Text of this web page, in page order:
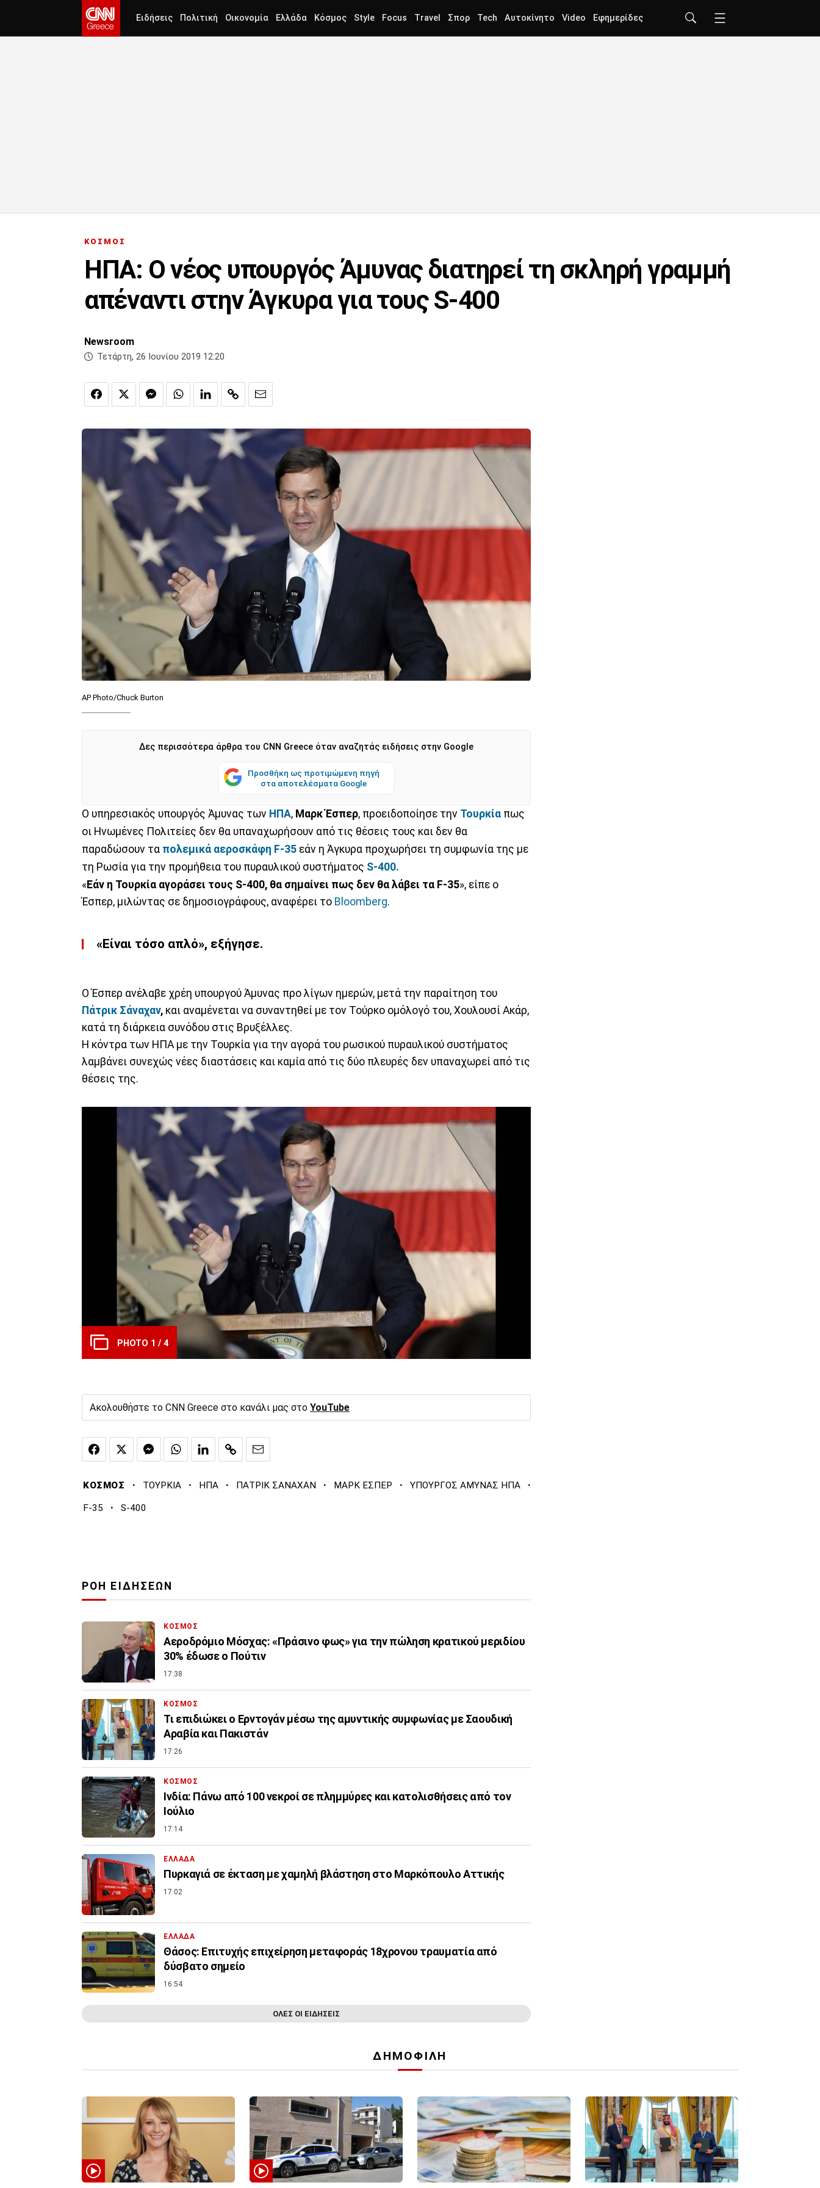
Ειδήσεις Πολιτική Οικονομία Ελλάδα Κόσμος Style Focus Travel Σπορ Tech Αυτοκίνητο Video Εφημερίδες
ΚΟΣΜΟΣ
ΗΠΑ: Ο νέος υπουργός Άμυνας διατηρεί τη σκληρή γραμμή
απέναντι στην Άγκυρα για τους S-400
Newsroom
Τετάρτη, 26 Ιουνίου 2019 12:20
AP Photo/Chuck Burton
Δες περισσότερα άρθρα του CNN Greece όταν αναζητάς ειδήσεις στην Google
Προσθήκη ως προτιμώμενη πηγή
στα αποτελέσματα Google
Ο υπηρεσιακός υπουργός Άμυνας των ΗΠΑ, Μαρκ Έσπερ, προειδοποίησε την Τουρκία πως
οι Ηνωμένες Πολιτείες δεν θα υπαναχωρήσουν από τις θέσεις τους και δεν θα
παραδώσουν τα πολεμικά αεροσκάφη F-35 εάν η Άγκυρα προχωρήσει τη συμφωνία της με
τη Ρωσία για την προμήθεια του πυραυλικού συστήματος S-400.
«Εάν η Τουρκία αγοράσει τους S-400, θα σημαίνει πως δεν θα λάβει τα F-35», είπε ο
Έσπερ, μιλώντας σε δημοσιογράφους, αναφέρει το Bloomberg.
«Είναι τόσο απλό», εξήγησε.
Ο Έσπερ ανέλαβε χρέη υπουργού Άμυνας προ λίγων ημερών, μετά την παραίτηση του
Πάτρικ Σάναχαν, και αναμένεται να συναντηθεί με τον Τούρκο ομόλογό του, Χουλουσί Ακάρ,
κατά τη διάρκεια συνόδου στις Βρυξέλλες.
Η κόντρα των ΗΠΑ με την Τουρκία για την αγορά του ρωσικού πυραυλικού συστήματος
λαμβάνει συνεχώς νέες διαστάσεις και καμία από τις δύο πλευρές δεν υπαναχωρεί από τις
θέσεις της.
PHOTO 1 / 4
Ακολουθήστε το CNN Greece στο κανάλι μας στο YouTube
ΚΟΣΜΟΣ · ΤΟΥΡΚΙΑ · ΗΠΑ · ΠΑΤΡΙΚ ΣΑΝΑΧΑΝ · ΜΑΡΚ ΕΣΠΕΡ · ΥΠΟΥΡΓΟΣ ΑΜΥΝΑΣ ΗΠΑ ·
F-35 · S-400
ΡΟΗ ΕΙΔΗΣΕΩΝ
ΚΟΣΜΟΣ
Αεροδρόμιο Μόσχας: «Πράσινο φως» για την πώληση κρατικού μεριδίου
30% έδωσε ο Πούτιν
17:38
ΚΟΣΜΟΣ
Τι επιδιώκει ο Ερντογάν μέσω της αμυντικής συμφωνίας με Σαουδική
Αραβία και Πακιστάν
17:26
ΚΟΣΜΟΣ
Ινδία: Πάνω από 100 νεκροί σε πλημμύρες και κατολισθήσεις από τον
Ιούλιο
17:14
ΕΛΛΑΔΑ
Πυρκαγιά σε έκταση με χαμηλή βλάστηση στο Μαρκόπουλο Αττικής
17:02
ΕΛΛΑΔΑ
Θάσος: Επιτυχής επιχείρηση μεταφοράς 18χρονου τραυματία από
δύσβατο σημείο
16:54
ΟΛΕΣ ΟΙ ΕΙΔΗΣΕΙΣ
ΔΗΜΟΦΙΛΗ